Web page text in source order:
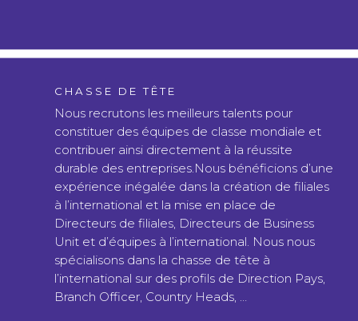
CHASSE DE TÊTE
Nous recrutons les meilleurs talents pour
constituer des équipes de classe mondiale et
contribuer ainsi directement à la réussite
durable des entreprises.Nous bénéficions d’une
expérience inégalée dans la création de filiales
à l’international et la mise en place de
Directeurs de filiales, Directeurs de Business
Unit et d’équipes à l’international. Nous nous
spécialisons dans la chasse de tête à
l’international sur des profils de Direction Pays,
Branch Officer, Country Heads, …